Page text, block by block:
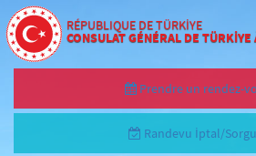
RÉPUBLIQUE DE TÜRKİYE
CONSULAT GÉNÉRAL DE TÜRKİYE
Prendre un rendez-
Randevu İptal/